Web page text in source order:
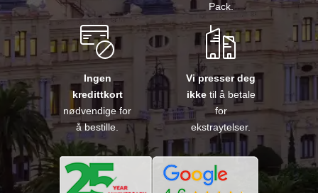
Pack.
Ingen
kredittkort
nødvendige for
å bestille.
Vi presser deg
ikketil å betale
for
ekstraytelser.